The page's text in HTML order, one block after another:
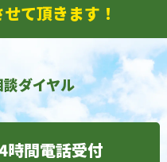
て頂きます！
ダイヤル
間電話受付